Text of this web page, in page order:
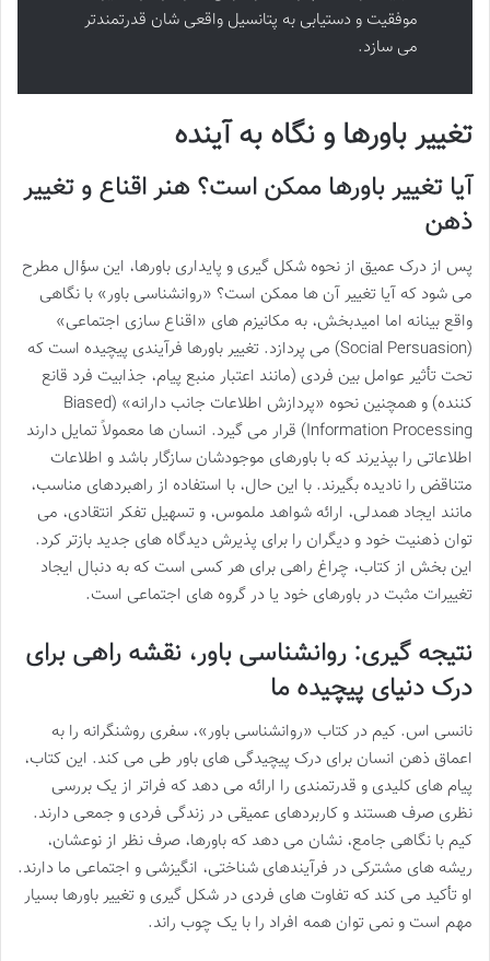
موفقیت و دستیابی به پتانسیل واقعی شان قدرتمندتر
می سازد.
تغییر باورها و نگاه به آینده
آیا تغییر باورها ممکن است؟ هنر اقناع و تغییر
ذهن
پس از درک عمیق از نحوه شکل گیری و پایداری باورها، این سؤال مطرح
می شود که آیا تغییر آن ها ممکن است؟ «روانشناسی باور» با نگاهی
واقع بینانه اما امیدبخش، به مکانیزم های «اقناع سازی اجتماعی»
(Social Persuasion) می پردازد. تغییر باورها فرآیندی پیچیده است که
تحت تأثیر عوامل بین فردی (مانند اعتبار منبع پیام، جذابیت فرد قانع
کننده) و همچنین نحوه «پردازش اطلاعات جانب دارانه» (Biased
Information Processing) قرار می گیرد. انسان ها معمولاً تمایل دارند
اطلاعاتی را بپذیرند که با باورهای موجودشان سازگار باشد و اطلاعات
متناقض را نادیده بگیرند. با این حال، با استفاده از راهبردهای مناسب،
مانند ایجاد همدلی، ارائه شواهد ملموس، و تسهیل تفکر انتقادی، می
توان ذهنیت خود و دیگران را برای پذیرش دیدگاه های جدید بازتر کرد.
این بخش از کتاب، چراغ راهی برای هر کسی است که به دنبال ایجاد
تغییرات مثبت در باورهای خود یا در گروه های اجتماعی است.
نتیجه گیری: روانشناسی باور، نقشه راهی برای
درک دنیای پیچیده ما
نانسی اس. کیم در کتاب «روانشناسی باور»، سفری روشنگرانه را به
اعماق ذهن انسان برای درک پیچیدگی های باور طی می کند. این کتاب،
پیام های کلیدی و قدرتمندی را ارائه می دهد که فراتر از یک بررسی
نظری صرف هستند و کاربردهای عمیقی در زندگی فردی و جمعی دارند.
کیم با نگاهی جامع، نشان می دهد که باورها، صرف نظر از نوعشان،
ریشه های مشترکی در فرآیندهای شناختی، انگیزشی و اجتماعی ما دارند.
او تأکید می کند که تفاوت های فردی در شکل گیری و تغییر باورها بسیار
مهم است و نمی توان همه افراد را با یک چوب راند.